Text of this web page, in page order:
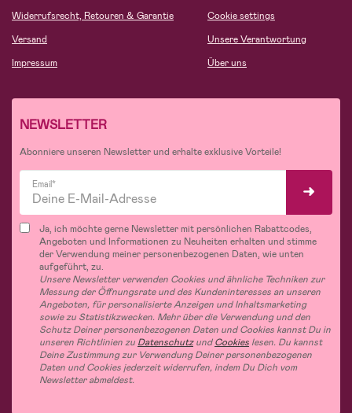
Widerrufsrecht, Retouren & Garantie
Versand
Impressum
Cookie settings
Unsere Verantwortung
Über uns
NEWSLETTER
Abonniere unseren Newsletter und erhalte exklusive Vorteile!
Email*
Ja, ich möchte gerne Newsletter mit persönlichen Rabattcodes,
Angeboten und Informationen zu Neuheiten erhalten und stimme
der Verwendung meiner personenbezogenen Daten, wie unten
aufgeführt, zu.
Unsere Newsletter verwenden Cookies und ähnliche Techniken zur
Messung der Öffnungsrate und des Kundeninteresses an unseren
Angeboten, für personalisierte Anzeigen und Inhaltsmarketing
sowie zu Statistikzwecken. Mehr über die Verwendung und den
Schutz Deiner personenbezogenen Daten und Cookies kannst Du in
unseren Richtlinien zu DatenschutzundCookies lesen. Du kannst
Deine Zustimmung zur Verwendung Deiner personenbezogenen
Daten und Cookies jederzeit widerrufen, indem Du Dich vom
Newsletter abmeldest.